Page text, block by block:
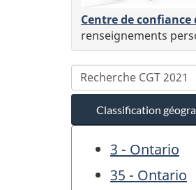
Centre de
renseignements
Classification
3 - Ontario
35 - Ontario